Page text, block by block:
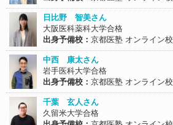
日比野 智美さん
大阪医科薬科大学合格
出身予備校： 京都医塾 オンライン校
中西 康太さん
岩手医科大学合格
出身予備校： 京都医塾 オンライン校
千葉 玄人さん
久留米大学合格